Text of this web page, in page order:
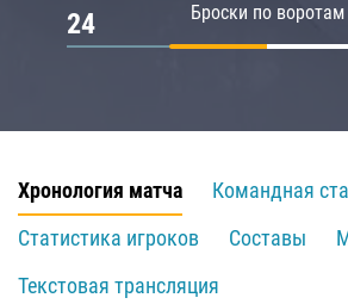
Броски по воротам
24
Хронология матча
Командная
Статистика игроков
Составы
Текстовая трансляция